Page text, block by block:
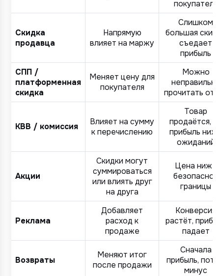
покупателя
Скидка
продавца
Напрямую
влияет на маржу
Слишком
большая
съедает
прибыль
СПП /
платформенная
скидка
Меняет цену для
покупателя
Можно
неправильно
прочитать
КВВ / комиссия
Влияет на сумму
к перечислению
Товар
продаётся,
прибыль
ожиданий
Акции
Скидки могут
суммироваться
или влиять друг
на друга
Цена ниже
безопасной
границы
Реклама
Добавляет
расход к
продаже
Конверсия
растёт,
падает
Возвраты
Меняют итог
после продажи
Сначала
прибыль,
минус